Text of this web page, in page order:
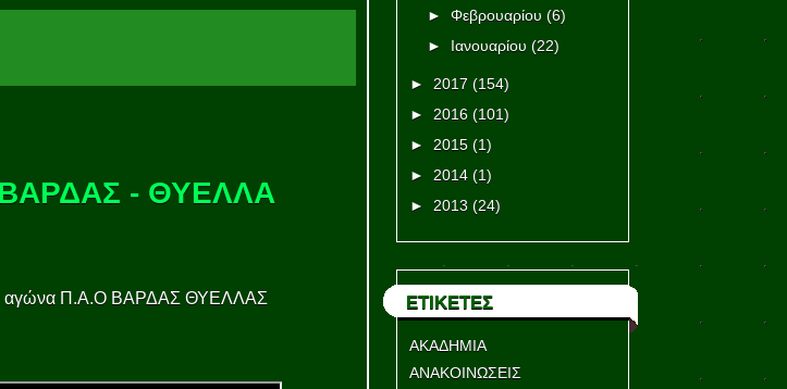
- ΘΥΕΛΛΑ
του αγώνα Π.Α.Ο ΒΑΡΔΑΣ ΘΥΕΛΛΑΣ
►Φεβρουαρίου (6)
► Ιανουαρίου (22)
► 2017 (154)
► 2016 (101)
► 2015 (1)
► 2014 (1)
► 2013 (24)
ΕΤΙΚΕΤΕΣ
ΑΚΑΔΗΜΙΑ
ΑΝΑΚΟΙΝΩΣΕΙΣ